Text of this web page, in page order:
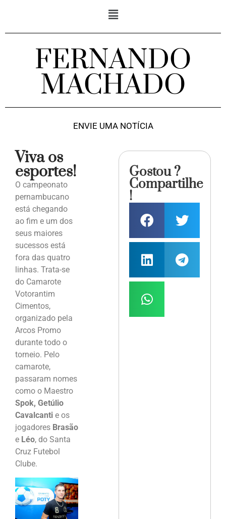
FERNANDO
MACHADO
ENVIE UMA NOTÍCIA
Viva os
esportes!
O campeonato
pernambucano
está chegando
ao fim e um dos
seus maiores
sucessos está
fora das quatro
linhas. Trata-se
do Camarote
Votorantim
Cimentos,
organizado pela
Arcos Promo
durante todo o
torneio. Pelo
camarote,
passaram nomes
como o Maestro
Spok, Getúlio
Cavalcanti e os
jogadores Brasão
e Léo, do Santa
Cruz Futebol
Clube.
Gostou ?
Compartilhe
!